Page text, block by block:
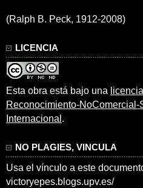
(Ralph B. Peck, 1912-2008)
LICENCIA
Esta obra está bajo una
Reconocimiento-
Internacional .
NO PLAGIES, VINCULA
Usa el vínculo a este
victoryepes.blogs.upv.es/